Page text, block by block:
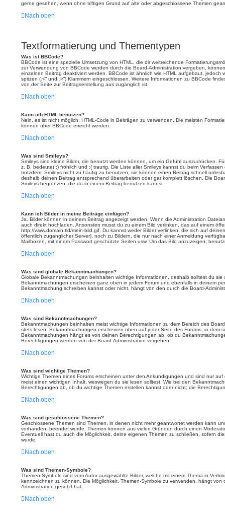
gerne gesehen, wenn ohne triftigen Grund auf alte oder abgeschlossene Themen
Nach oben
Textformatierung und Thementypen
Was ist BBCode?
BBCode ist eine spezielle Umsetzung von HTML, die dir weitreichende
zur Verwendung von BBCode werden durch die Board-Administration vergeben,
einzelnen Beitrag deaktiviert werden. BBCode ist ähnlich wie HTML aufgebaut, jedoch
spitzen („<“ und „>“) Klammern eingeschlossen. Weitere Informationen zu BBCode
von der Seite zur Beitragserstellung aus zugänglich ist.
Nach oben
Kann ich HTML benutzen?
Nein, es ist nicht möglich, HTML-Code in Beiträgen zu verwenden. Die meisten
können über BBCode erreicht werden.
Nach oben
Was sind Smileys?
Smileys sind kleine Bilder, die benutzt werden können, um ein Gefühl auszudrücken.
z. B. bedeutet :) fröhlich und :( traurig. Die Liste aller Smileys kannst du beim
trotzdem, Smileys nicht zu häufig zu benutzen, sie können einen Beitrag schnell
deshalb deinen Beitrag entsprechend überarbeiten oder gar komplett löschen. Die
Smileys begrenzen, die du in einem Beitrag benutzen kannst.
Nach oben
Kann ich Bilder in meine Beiträge einfügen?
Ja, Bilder können in deinem Beitrag angezeigt werden. Wenn die Administration
auch direkt hochladen. Ansonsten musst du zu einem Bild verlinken, das auf einem
http://www.domain.tld/mein-bild.gif. Du kannst weder Bilder verlinken, die sich auf
öffentlich zugänglicher Server), noch zu Bildern, die nur nach einer Anmeldung
Mailboxen, mit einem Passwort geschützte Seiten usw. Um das Bild anzuzeigen,
Nach oben
Was sind globale Bekanntmachungen?
Globale Bekanntmachungen beinhalten wichtige Informationen, deshalb solltest du sie
Bekanntmachungen erscheinen ganz oben in jedem Forum und ebenfalls in deinem
Bekanntmachung schreiben kannst oder nicht, hängt von den durch die Board-
Nach oben
Was sind Bekanntmachungen?
Bekanntmachungen beinhalten meist wichtige Informationen zu dem Bereich des
stets lesen. Bekanntmachungen erscheinen oben auf jeder Seite des Forums, in dem
Bekanntmachungen hängt es von deinen Berechtigungen ab, ob du
Berechtigungen werden von der Board-Administration vergeben.
Nach oben
Was sind wichtige Themen?
Wichtige Themen eines Forums erscheinen unter den Ankündigungen und sind nur
meist einen wichtigen Inhalt, weswegen du sie lesen solltest. Wie bei den
Berechtigungen ab, ob du wichtige Themen erstellen kannst oder nicht; die
Nach oben
Was sind geschlossene Themen?
Geschlossene Themen sind Themen, in denen nicht mehr geantwortet werden kann
vorhanden, beendet wurde. Themen können aus vielen Gründen durch einen
Eventuell hast du auch die Möglichkeit, deine eigenen Themen zu schließen, sofern
wurde.
Nach oben
Was sind Themen-Symbole?
Themen-Symbole sind vom Autor ausgewählte Bilder, welche mit einem Thema in
kennzeichnen zu können. Die Möglichkeit, Themen-Symbole zu verwenden, hängt
Administration gesetzt hat.
Nach oben